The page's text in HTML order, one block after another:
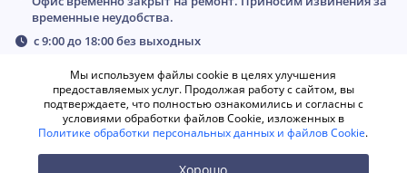
временные неудобства.
с 9:00 до 18:00 без выходных
Мы используем файлы cookie в целях улучшения
предоставляемых услуг. Продолжая работу с сайтом, вы
подтверждаете, что полностью ознакомились и согласны с
условиями обработки файлов Cookie, изложенных в
Политике обработки персональных данных и файлов Cookie.
Хорошо